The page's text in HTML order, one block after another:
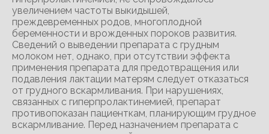
увеличением частоты выкидышей,
преждевременных родов, многоплодной
беременности и врожденных пороков развития.
Сведений о выведении препарата с грудным
молоком нет, однако, при отсутствии эффекта
применения препарата для предотвращения или
подавления лактации матерям следует отказаться
от грудного вскармливания. При нарушениях,
связанных с гиперпролактинемией, препарат
противопоказан пациенткам, планирующим грудное
вскармливание. Перед назначением препарата с